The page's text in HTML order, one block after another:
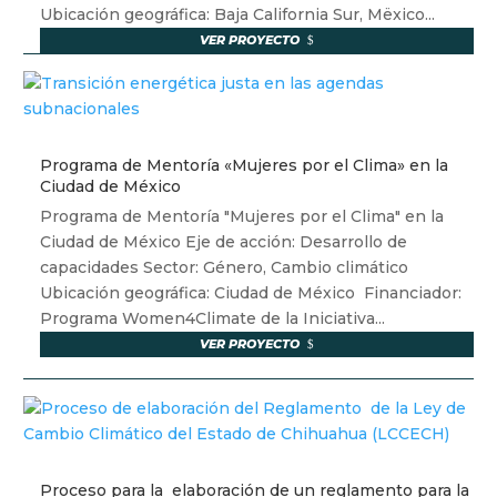
Ubicación geográfica: Baja California Sur, Mëxico...
VER PROYECTO
Programa de Mentoría «Mujeres por el Clima» en la
Ciudad de México
Programa de Mentoría "Mujeres por el Clima" en la
Ciudad de México Eje de acción: Desarrollo de
capacidades Sector: Género, Cambio climático
Ubicación geográfica: Ciudad de México Financiador:
Programa Women4Climate de la Iniciativa...
VER PROYECTO
Proceso para la elaboración de un reglamento para la